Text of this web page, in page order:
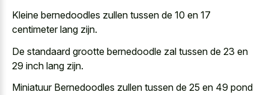
Kleine bernedoodles zullen tussen de 10 en 17
centimeter lang zijn.
De standaard grootte bernedoodle zal tussen de 23 en
29 inch lang zijn.
Miniatuur Bernedoodles zullen tussen de 25 en 49 pond